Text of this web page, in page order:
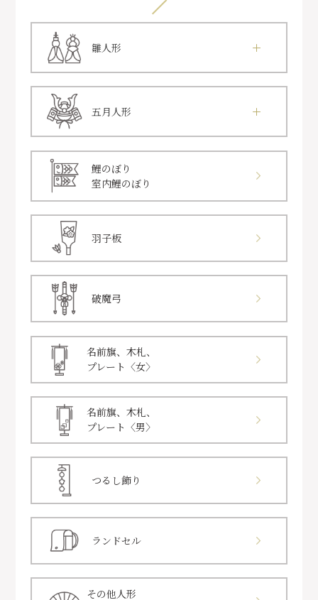
雛人形
五月人形
鯉のぼり
室内鯉のぼり
羽子板
破魔弓
名前旗、木札、
プレート〈女〉
名前旗、木札、
プレート〈男〉
つるし飾り
ランドセル
その他人形